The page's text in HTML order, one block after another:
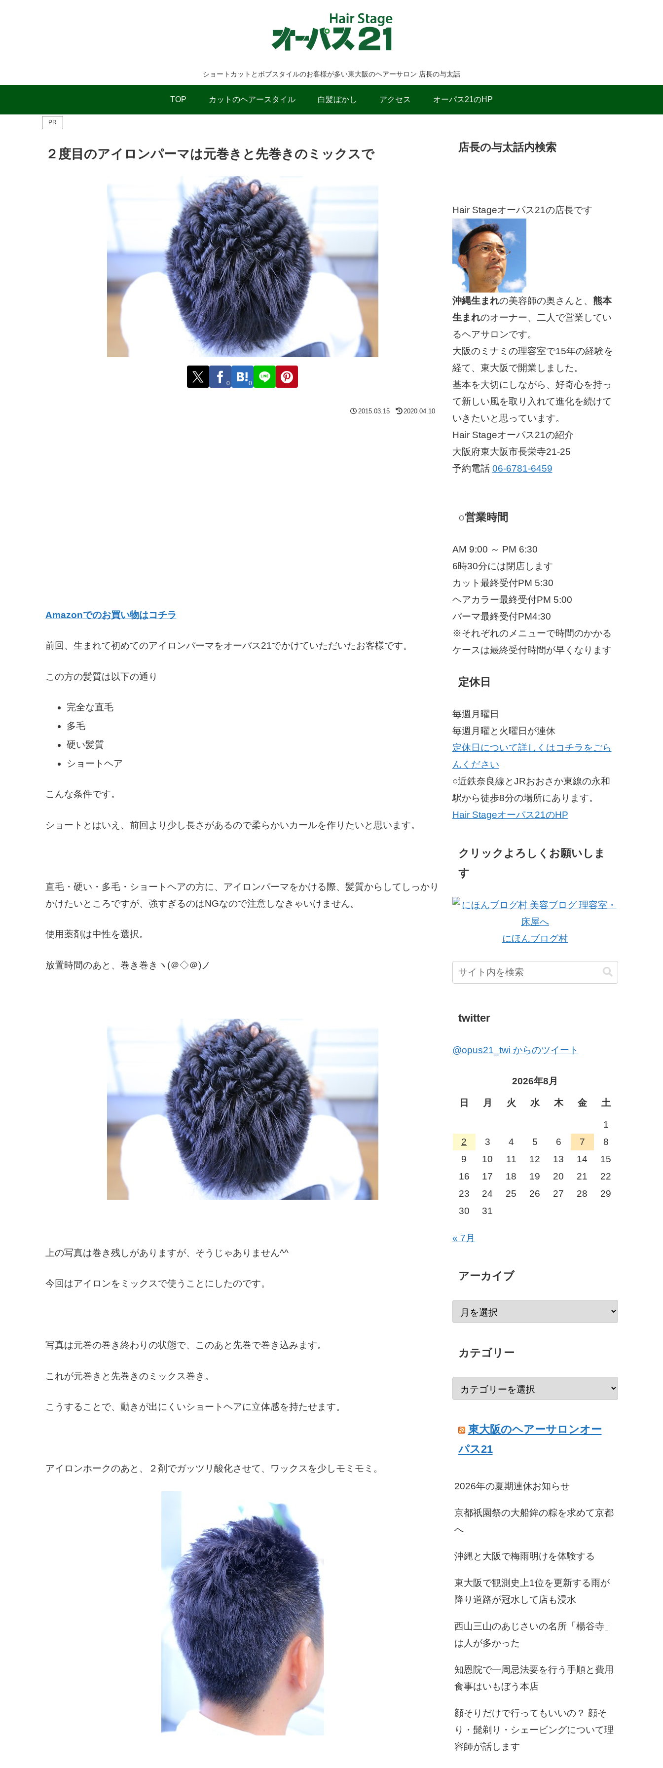
ショートカットとボブスタイルのお客様が多い東大阪のヘアーサロン 店長の与太話
TOP カットのヘアースタイル 白髪ぼかし アクセス オーパス21のHP
PR
２度目のアイロンパーマは元巻きと先巻きのミックスで
0 0
2015.03.15 2020.04.10
Amazonでのお買い物はコチラ
前回、生まれて初めてのアイロンパーマをオーパス21でかけていただいたお客様です。
この方の髪質は以下の通り
完全な直毛
多毛
硬い髪質
ショートヘア
こんな条件です。
ショートとはいえ、前回より少し長さがあるので柔らかいカールを作りたいと思います。
直毛・硬い・多毛・ショートヘアの方に、アイロンパーマをかける際、髪質からしてしっかり
かけたいところですが、強すぎるのはNGなので注意しなきゃいけません。
使用薬剤は中性を選択。
放置時間のあと、巻き巻きヽ(＠◇＠)ノ
上の写真は巻き残しがありますが、そうじゃありません^^
今回はアイロンをミックスで使うことにしたのです。
写真は元巻の巻き終わりの状態で、このあと先巻で巻き込みます。
これが元巻きと先巻きのミックス巻き。
こうすることで、動きが出にくいショートヘアに立体感を持たせます。
アイロンホークのあと、２剤でガッツリ酸化させて、ワックスを少しモミモミ。
店長の与太話内検索
Hair Stageオーパス21の店長です
沖縄生まれの美容師の奥さんと、 熊本
生まれのオーナー、二人で営業してい
るヘアサロンです。
大阪のミナミの理容室で15年の経験を
経て、東大阪で開業しました。
基本を大切にしながら、好奇心を持っ
て新しい風を取り入れて進化を続けて
いきたいと思っています。
Hair Stageオーパス21の紹介
大阪府東大阪市長栄寺21-25
予約電話 06-6781-6459
○営業時間
AM 9:00 ～ PM 6:30
6時30分には閉店します
カット最終受付PM 5:30
ヘアカラー最終受付PM 5:00
パーマ最終受付PM4:30
※それぞれのメニューで時間のかかる
ケースは最終受付時間が早くなります
定休日
毎週月曜日
毎週月曜と火曜日が連休
定休日について詳しくはコチラをごら
んください
○近鉄奈良線とJRおおさか東線の永和
駅から徒歩8分の場所にあります。
Hair Stageオーパス21のHP
クリックよろしくお願いしま
す
にほんブログ村
twitter
@opus21_twi からのツイート
2026年8月
日 月 火 水 木 金 土
1
2
3 4 5 6 7
8
9
10 11 12 13 14
15
16
17 18 19 20 21
22
23
24 25 26 27 28
29
30
31
« 7月
アーカイブ
カテゴリー
東大阪のヘアーサロンオー
パス21
2026年の夏期連休お知らせ
京都祇園祭の大船鉾の粽を求めて京都
へ
沖縄と大阪で梅雨明けを体験する
東大阪で観測史上1位を更新する雨が
降り道路が冠水して店も浸水
西山三山のあじさいの名所「楊谷寺」
は人が多かった
知恩院で一周忌法要を行う手順と費用
食事はいもぼう本店
顔そりだけで行ってもいいの？ 顔そ
り・髭剃り・シェービングについて理
容師が話します